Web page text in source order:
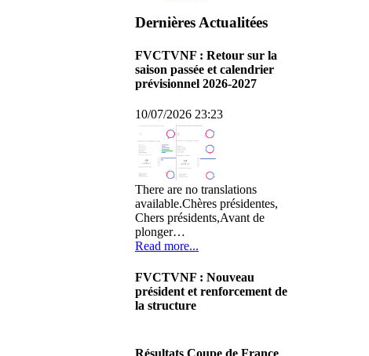
Dernières Actualitées
FVCTVNF : Retour sur la
saison passée et calendrier
prévisionnel 2026-2027
10/07/2026 23:23
There are no translations
available.Chères présidentes,
Chers présidents,Avant de
plonger…
Read more...
FVCTVNF : Nouveau
président et renforcement de
la structure
There are no translations
Résultats Coupe de France